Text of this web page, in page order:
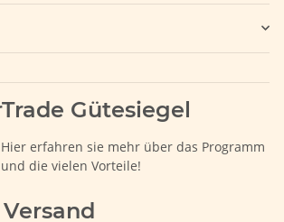
Gütesiegel
Hier erfahren sie mehr über das Programm
und die vielen Vorteile!